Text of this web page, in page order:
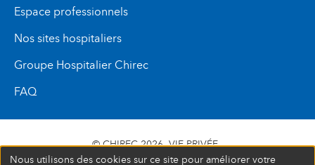
Espace professionnels
Nos sites hospitaliers
Groupe Hospitalier Chirec
FAQ
© CHIREC 2026 VIE PRIVÉE
Nous utilisons des cookies sur ce site pour améliorer votre